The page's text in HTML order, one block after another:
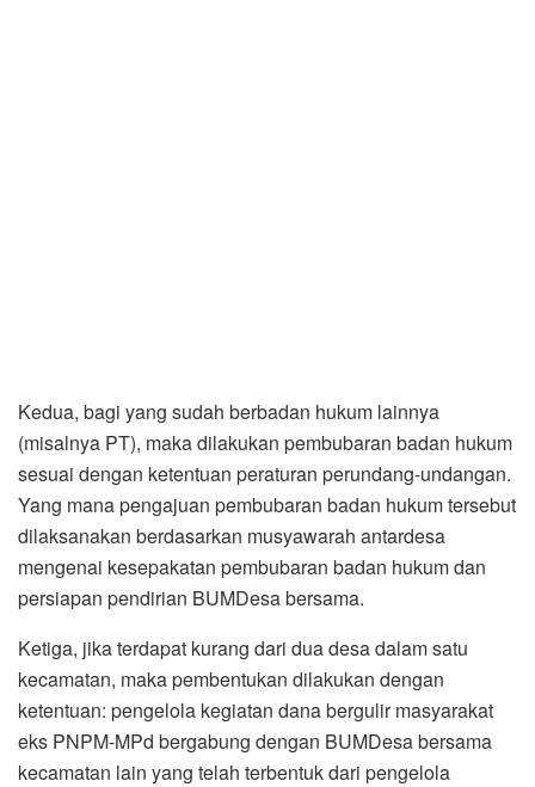
Kedua, bagi yang sudah berbadan hukum lainnya
(misalnya PT), maka dilakukan pembubaran badan hukum
sesuai dengan ketentuan peraturan perundang-undangan.
Yang mana pengajuan pembubaran badan hukum tersebut
dilaksanakan berdasarkan musyawarah antardesa
mengenai kesepakatan pembubaran badan hukum dan
persiapan pendirian BUMDesa bersama.
Ketiga, jika terdapat kurang dari dua desa dalam satu
kecamatan, maka pembentukan dilakukan dengan
ketentuan: pengelola kegiatan dana bergulir masyarakat
eks PNPM-MPd bergabung dengan BUMDesa bersama
kecamatan lain yang telah terbentuk dari pengelola